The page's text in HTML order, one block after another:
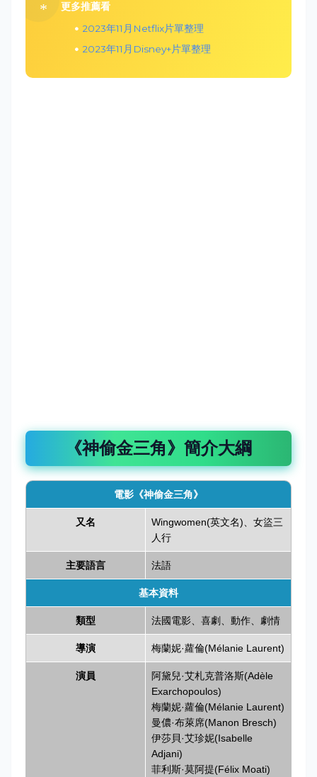
更多推薦看
2023年11月Netflix片單整理
2023年11月Disney+片單整理
《神偷金三角》簡介大綱
電影《神偷金三角》
又名
Wingwomen(英文名)、女盜三
人行
主要語言 法語
基本資料
類型 法國電影、喜劇、動作、劇情
導演 梅蘭妮·蘿倫(Mélanie Laurent)
演員
阿黛兒·艾札克普洛斯(Adèle
Exarchopoulos)
梅蘭妮·蘿倫(Mélanie Laurent)
曼儂·布萊席(Manon Bresch)
伊莎貝·艾珍妮(Isabelle
Adjani)
菲利斯·莫阿提(Félix Moati)